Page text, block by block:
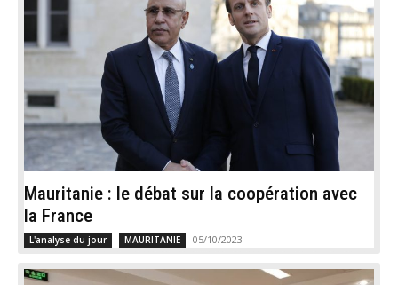
Mauritanie : le débat sur la coopération avec
la France
L'analyse du jour MAURITANIE 05/10/2023